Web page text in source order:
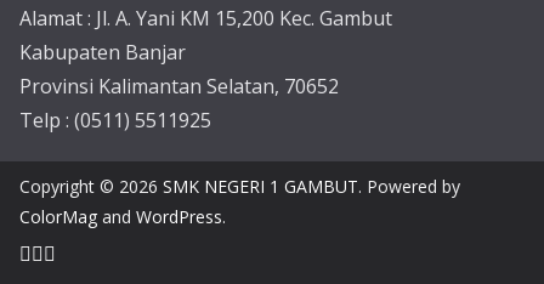
Alamat : Jl. A. Yani KM 15,200 Kec. Gambut
Kabupaten Banjar
Provinsi Kalimantan Selatan, 70652
Telp : (0511) 5511925
Copyright © 2026 SMK NEGERI 1 GAMBUT. Powered by
ColorMag and WordPress.